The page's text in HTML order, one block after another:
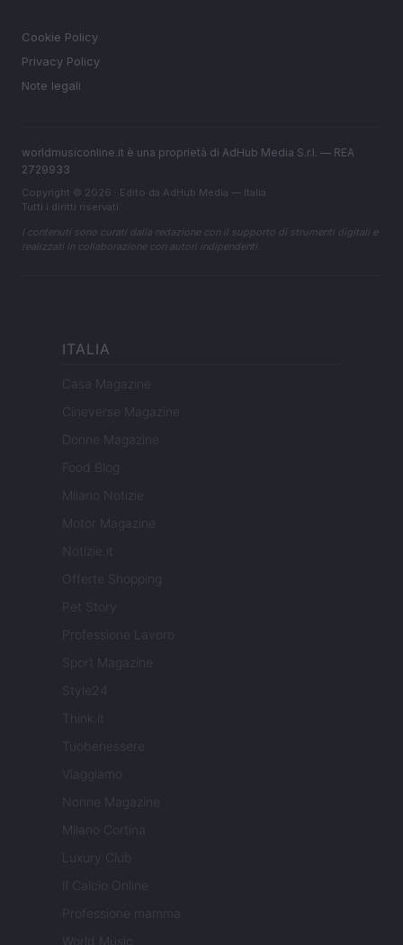
Cookie Policy
Privacy Policy
Note legali
worldmusiconline.it è una proprietà di AdHub Media S.r.l. — REA
2729933
Copyright © 2026 · Edito da AdHub Media — Italia
Tutti i diritti riservati
I contenuti sono curati dalla redazione con il supporto di strumenti digitali e
realizzati in collaborazione con autori indipendenti.
ITALIA
Casa Magazine
Cineverse Magazine
Donne Magazine
Food Blog
Milano Notizie
Motor Magazine
Notizie.it
Offerte Shopping
Pet Story
Professione Lavoro
Sport Magazine
Style24
Think.it
Tuobenessere
Viaggiamo
Nonne Magazine
Milano Cortina
Luxury Club
Il Calcio Online
Professione mamma
World Music